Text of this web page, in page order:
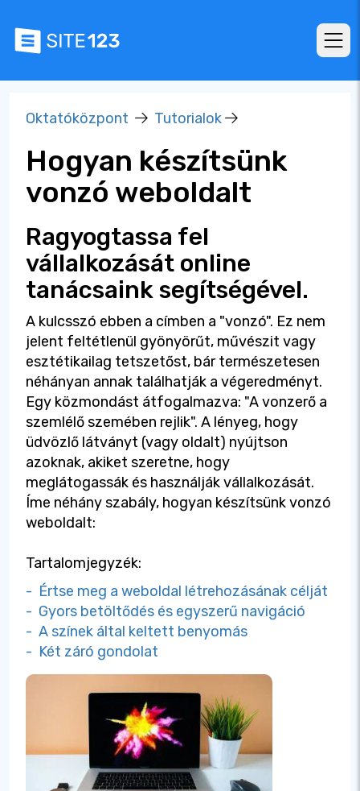
Oktatóközpont Tutorialok
Hogyan készítsünk
vonzó weboldalt
Ragyogtassa fel
vállalkozását online
tanácsaink segítségével.
A kulcsszó ebben a címben a "vonzó". Ez nem
jelent feltétlenül gyönyörűt, művészit vagy
esztétikailag tetszetőst, bár természetesen
néhányan annak találhatják a végeredményt.
Egy közmondást átfogalmazva: "A vonzerő a
szemlélő szemében rejlik". A lényeg, hogy
üdvözlő látványt (vagy oldalt) nyújtson
azoknak, akiket szeretne, hogy
meglátogassák és használják vállalkozását.
Íme néhány szabály, hogyan készítsünk vonzó
weboldalt:
Tartalomjegyzék:
- Értse meg a weboldal létrehozásának célját
- Gyors betöltődés és egyszerű navigáció
- A színek által keltett benyomás
- Két záró gondolat